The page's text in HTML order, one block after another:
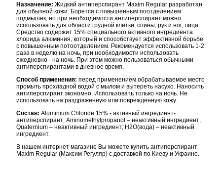
Назначение: Жидкий антиперспирант Maxim Regular разработан
для обычной кожи. Борется с повышенным поотделением
подмышек, но при необходимости антиперспирант можно
использовать для области грудной клетки, спины, рук и ног, лица.
Средство содержит 15% специального активного ингредиента
хлорида алюминия, который и способствует эффективной борьбе
с повышенным потоотделением. Рекомендуется использовать 1-2
раза в неделю на ночь, при необходимости использовать
ежедневно - на ночь. При этом можно пользоваться обычными
антиперспирантами в дневное время.
Способ применения: перед применением обрабатываемое место
промыть прохладной водой с мылом и вытереть насухо. Наносить
антиперспирант экономно. Использовать только на ночь. Не
использовать на раздраженную или поврежденную кожу.
Состав: Aluminium Chloride 15% - активный ингредиент-
антиперспирант; Aminomethylpropanol – неактивный ингредиент;
Quaternium – неактивный ингредиент; H2O(вода) – неактивный
ингредиент.
В нашем интернет магазине Вы можете купить антиперспирант
Maxim Regular (Максим Регуляр) с доставкой по Киеву и Украине.